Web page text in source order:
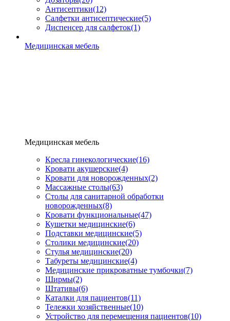
Антисептики(12)
Салфетки антисептические(5)
Диспенсер для салфеток(1)
Медицинская мебель
Медицинская мебель
Кресла гинекологические(16)
Кровати акушерские(4)
Кровати для новорожденных(2)
Массажные столы(63)
Столы для санитарной обработки
новорожденных(8)
Кровати функциональные(47)
Кушетки медицинские(6)
Подставки медицинские(5)
Столики медицинские(20)
Стулья медицинские(20)
Табуреты медицинские(4)
Медицинские прикроватные тумбочки(7)
Ширмы(2)
Штативы(6)
Каталки для пациентов(11)
Тележки хозяйственные(10)
Устройство для перемещения пациентов(10)